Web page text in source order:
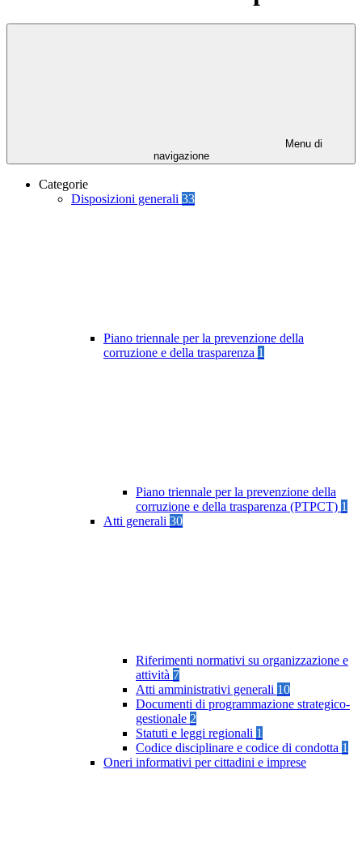
Menu di
navigazione
Categorie
Disposizioni generali 33
Piano triennale per la prevenzione della
corruzione e della trasparenza 1
Piano triennale per la prevenzione della
corruzione e della trasparenza (PTPCT) 1
Atti generali 30
Riferimenti normativi su organizzazione e
attività 7
Atti amministrativi generali 10
Documenti di programmazione strategico-
gestionale 2
Statuti e leggi regionali 1
Codice disciplinare e codice di condotta 1
Oneri informativi per cittadini e imprese